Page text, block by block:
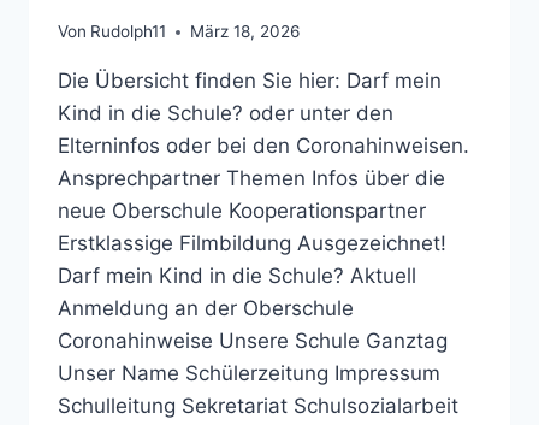
Von Rudolph11 März 18, 2026
Die Übersicht finden Sie hier: Darf mein
Kind in die Schule? oder unter den
Elterninfos oder bei den Coronahinweisen.
Ansprechpartner Themen Infos über die
neue Oberschule Kooperationspartner
Erstklassige Filmbildung Ausgezeichnet!
Darf mein Kind in die Schule? Aktuell
Anmeldung an der Oberschule
Coronahinweise Unsere Schule Ganztag
Unser Name Schülerzeitung Impressum
Schulleitung Sekretariat Schulsozialarbeit